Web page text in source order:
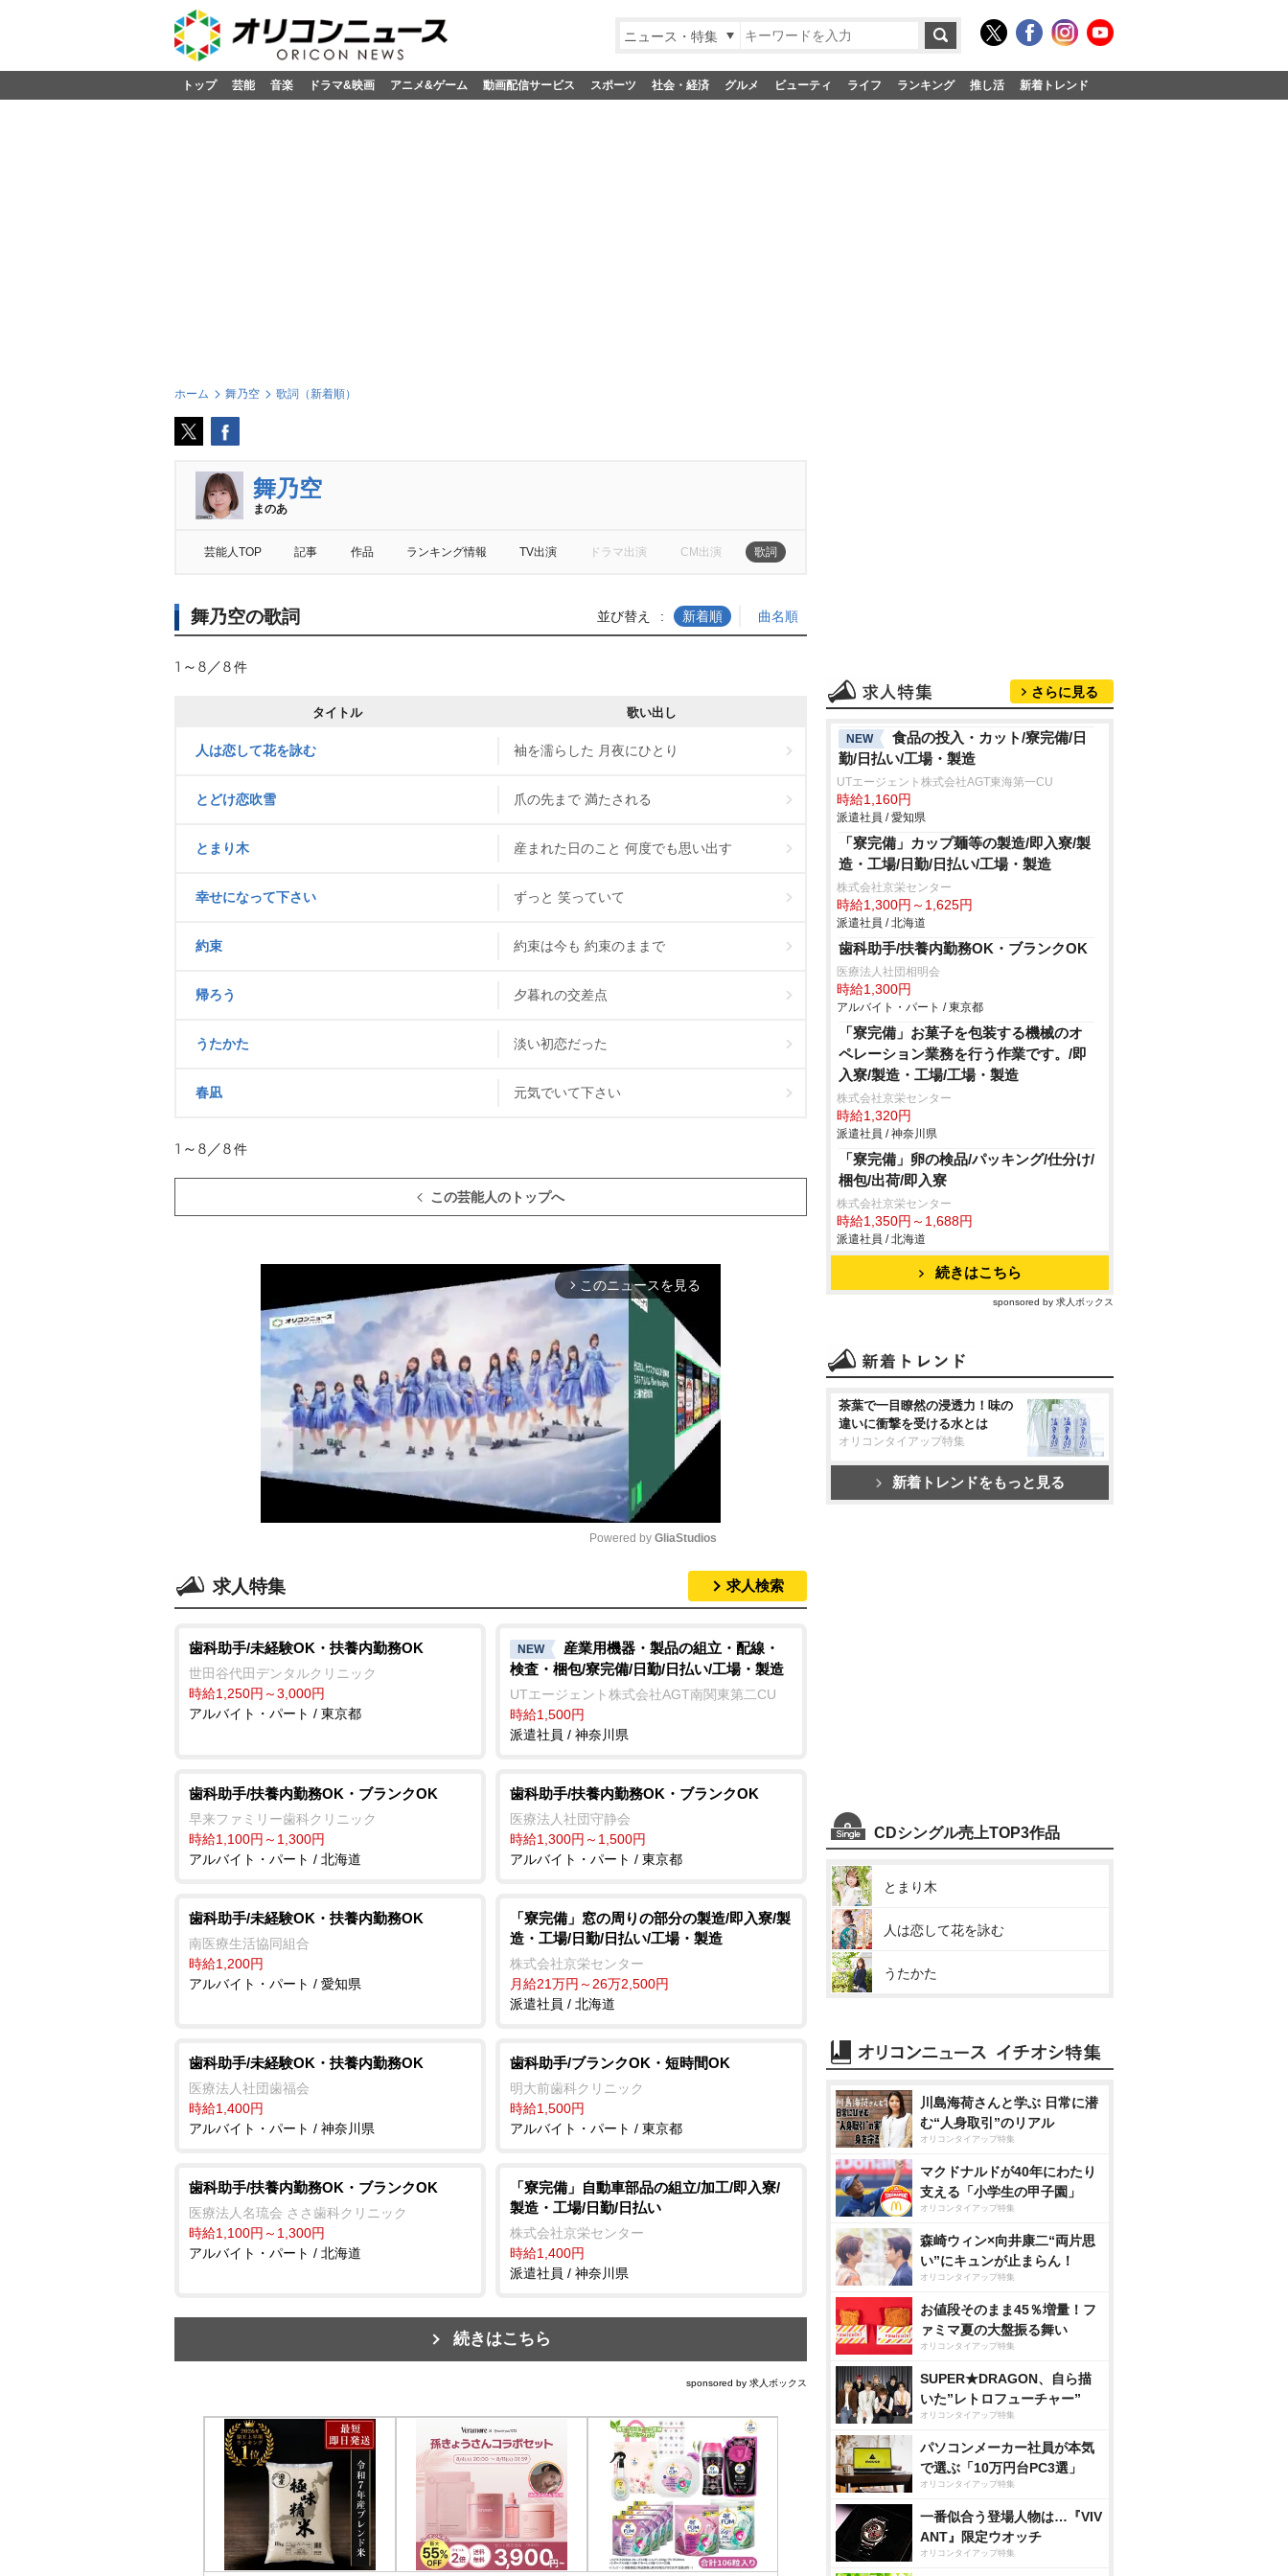
ニュース・特集
トップ 芸能 音楽 ドラマ&映画 アニメ&ゲーム 動画配信サービス スポーツ 社会・経済 グルメ ビューティ ライフ ランキング 推し活 新着トレンド
ホーム 舞乃空 歌詞（新着順）
舞乃空
まのあ
芸能人TOP 記事 作品 ランキング情報 TV出演 ドラマ出演 CM出演 歌詞
舞乃空の歌詞 並び替え 新着順 曲名順
1～8／8件
タイトル 歌い出し
人は恋して花を詠む 袖を濡らした 月夜にひとり
とどけ恋吹雪 爪の先まで 満たされる
とまり木 産まれた日のこと 何度でも思い出す
幸せになって下さい ずっと 笑っていて
約束 約束は今も 約束のままで
帰ろう 夕暮れの交差点
うたかた 淡い初恋だった
春凪 元気でいて下さい
1～8／8件
この芸能人のトップへ
arrow_forward_ios このニュースを見る
t
e
Powered by GliaStudios
求人特集 求人検索
歯科助手/未経験OK・扶養内勤務OK
世田谷代田デンタルクリニック
時給1,250円～3,000円
アルバイト・パート / 東京都
NEW
産業用機器・製品の組立・配線・
検査・梱包/寮完備/日勤/日払い/工場・製造
UTエージェント株式会社AGT南関東第二CU
時給1,500円
派遣社員 / 神奈川県
歯科助手/扶養内勤務OK・ブランクOK
早来ファミリー歯科クリニック
時給1,100円～1,300円
アルバイト・パート / 北海道
歯科助手/扶養内勤務OK・ブランクOK
医療法人社団守静会
時給1,300円～1,500円
アルバイト・パート / 東京都
歯科助手/未経験OK・扶養内勤務OK
南医療生活協同組合
時給1,200円
アルバイト・パート / 愛知県
「寮完備」窓の周りの部分の製造/即入寮/製
造・工場/日勤/日払い/工場・製造
株式会社京栄センター
月給21万円～26万2,500円
派遣社員 / 北海道
歯科助手/未経験OK・扶養内勤務OK
医療法人社団歯福会
時給1,400円
アルバイト・パート / 神奈川県
歯科助手/ブランクOK・短時間OK
明大前歯科クリニック
時給1,500円
アルバイト・パート / 東京都
歯科助手/扶養内勤務OK・ブランクOK
医療法人名琉会 ささ歯科クリニック
時給1,100円～1,300円
アルバイト・パート / 北海道
「寮完備」自動車部品の組立/加工/即入寮/
製造・工場/日勤/日払い
株式会社京栄センター
時給1,400円
派遣社員 / 神奈川県
続きはこちら
sponsored by 求人ボックス
さらに見る
NEW
食品の投入・カット/寮完備/日
勤/日払い/工場・製造
UTエージェント株式会社AGT東海第一CU
時給1,160円
派遣社員 / 愛知県
「寮完備」カップ麺等の製造/即入寮/製
造・工場/日勤/日払い/工場・製造
株式会社京栄センター
時給1,300円～1,625円
派遣社員 / 北海道
歯科助手/扶養内勤務OK・ブランクOK
医療法人社団相明会
時給1,300円
アルバイト・パート / 東京都
「寮完備」お菓子を包装する機械のオ
ペレーション業務を行う作業です。/即
入寮/製造・工場/工場・製造
株式会社京栄センター
時給1,320円
派遣社員 / 神奈川県
「寮完備」卵の検品/パッキング/仕分け/
梱包/出荷/即入寮
株式会社京栄センター
時給1,350円～1,688円
派遣社員 / 北海道
続きはこちら
sponsored by 求人ボックス
茶葉で一目瞭然の浸透力！味の
違いに衝撃を受ける水とは
オリコンタイアップ特集
新着トレンドをもっと見る
CDシングル売上TOP3作品
とまり木
人は恋して花を詠む
うたかた
川島海荷さんと学ぶ 日常に潜
む“人身取引”のリアル
オリコンタイアップ特集
マクドナルドが40年にわたり
支える「小学生の甲子園」
オリコンタイアップ特集
森崎ウィン×向井康二“両片思
い”にキュンが止まらん！
オリコンタイアップ特集
お値段そのまま45％増量！フ
ァミマ夏の大盤振る舞い
オリコンタイアップ特集
SUPER★DRAGON、自ら描
いた”レトロフューチャー”
オリコンタイアップ特集
パソコンメーカー社員が本気
で選ぶ「10万円台PC3選」
オリコンタイアップ特集
一番似合う登場人物は…『VIV
ANT』限定ウオッチ
オリコンタイアップ特集